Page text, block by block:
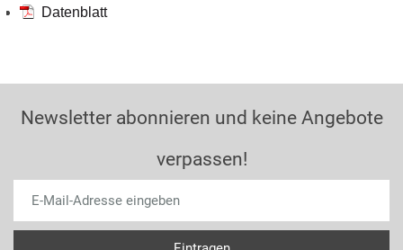
Datenblatt
Newsletter abonnieren und keine Angebote
verpassen!